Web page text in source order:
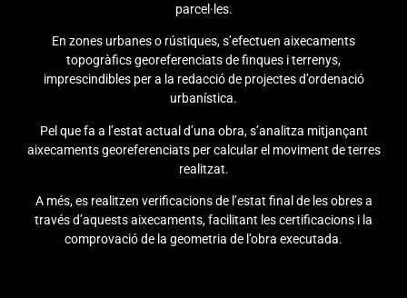
parcel·les.
En zones urbanes o rústiques, s’efectuen aixecaments
topogràfics georeferenciats de finques i terrenys,
imprescindibles per a la redacció de projectes d’ordenació
urbanística.
Pel que fa a l’estat actual d’una obra, s’analitza mitjançant
aixecaments georeferenciats per calcular el moviment de terres
realitzat.
A més, es realitzen verificacions de l’estat final de les obres a
través d’aquests aixecaments, facilitant les certificacions i la
comprovació de la geometria de l’obra executada.